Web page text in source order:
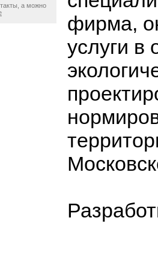
а можно
фирма,
услуги в